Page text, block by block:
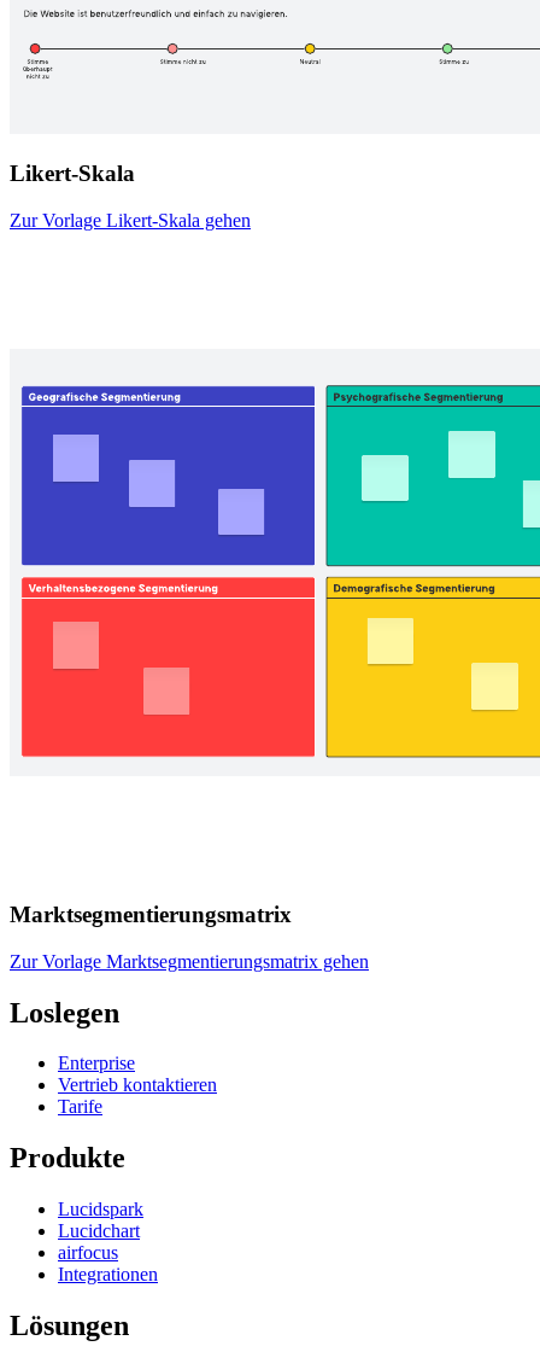
Likert-Skala
Zur Vorlage Likert-Skala gehen
Marktsegmentierungsmatrix
Zur Vorlage Marktsegmentierungsmatrix gehen
Loslegen
Enterprise
Vertrieb kontaktieren
Tarife
Produkte
Lucidspark
Lucidchart
airfocus
Integrationen
Lösungen